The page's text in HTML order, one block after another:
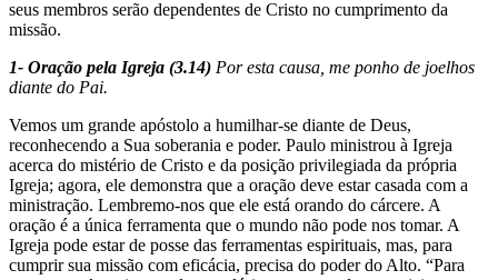
seus membros serão dependentes de Cristo no cumprimento da
missão.
1- Oração pela Igreja (3.14) Por esta causa, me ponho de joelhos
diante do Pai.
Vemos um grande apóstolo a humilhar-se diante de Deus,
reconhecendo a Sua soberania e poder. Paulo ministrou à Igreja
acerca do mistério de Cristo e da posição privilegiada da própria
Igreja; agora, ele demonstra que a oração deve estar casada com a
ministração. Lembremo-nos que ele está orando do cárcere. A
oração é a única ferramenta que o mundo não pode nos tomar. A
Igreja pode estar de posse das ferramentas espirituais, mas, para
cumprir sua missão com eficácia, precisa do poder do Alto. “Para